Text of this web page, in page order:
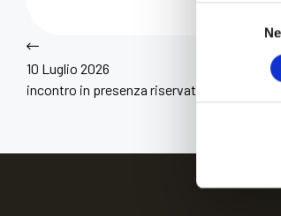
10 Luglio 2026
incontro in presenza riservato a 60 giovani